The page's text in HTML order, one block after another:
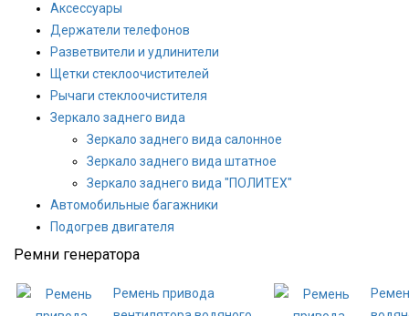
Аксессуары
Держатели телефонов
Разветвители и удлинители
Щетки стеклоочистителей
Рычаги стеклоочистителя
Зеркало заднего вида
Зеркало заднего вида салонное
Зеркало заднего вида штатное
Зеркало заднего вида "ПОЛИТЕХ"
Автомобильные багажники
Подогрев двигателя
Ремни генератора
Ремень привода